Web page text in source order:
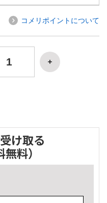
コメリポイントについて
け取る
無料）